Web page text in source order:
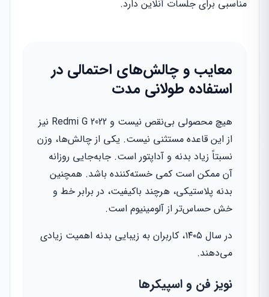
مناسبی برای جلسات آنلاین دارد.
معایب و چالش‌های احتمالی در
استفاده طولانی مدت
هیچ محصولی بی‌نقص نیست و Redmi G 2022 نیز
از این قاعده مستثنی نیست. یکی از چالش‌ها، وزن
نسبتاً زیاد بدنه و آداپتور است. جابه‌جایی روزانه
آن ممکن است کمی خسته‌کننده باشد. همچنین
بدنه پلاستیکی، هرچند باکیفیت، در برابر خط و
خش حساس‌تر از آلومینیوم است.
در سال ۱۴۰۵، کاربران به زیبایی بدنه اهمیت زیادی
می‌دهند.
نویز فن و اسپیکرها